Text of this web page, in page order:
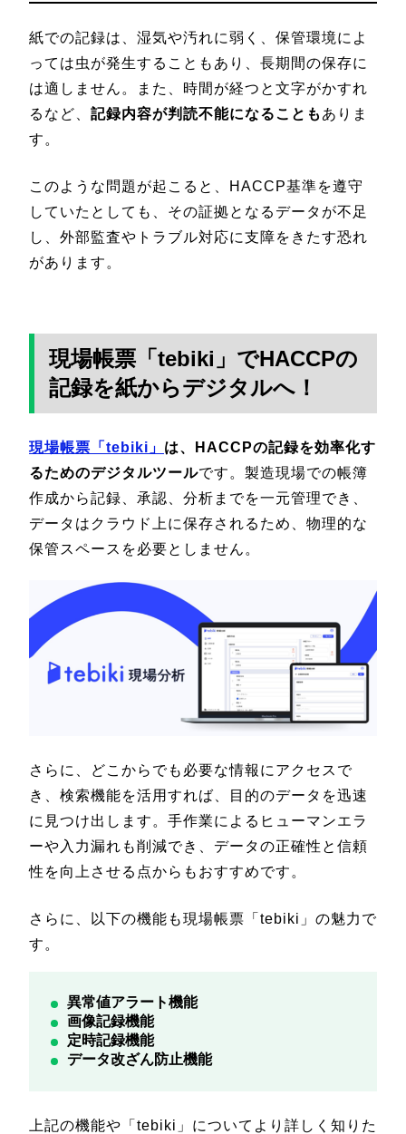
紙での記録は、湿気や汚れに弱く、保管環境によ
っては虫が発生することもあり、長期間の保存に
は適しません。また、時間が経つと文字がかすれ
るなど、 記録内容が判読不能になることも ありま
す。
このような問題が起こると、HACCP基準を遵守
していたとしても、その証拠となるデータが不足
し、外部監査やトラブル対応に支障をきたす恐れ
があります。
現場帳票「tebiki」でHACCPの
記録を紙からデジタルへ！
現場帳票「tebiki」 は、HACCPの記録を効率化す
るためのデジタルツールです。製造現場での帳簿
作成から記録、承認、分析までを一元管理でき、
データはクラウド上に保存されるため、物理的な
保管スペースを必要としません。
さらに、どこからでも必要な情報にアクセスで
き、検索機能を活用すれば、目的のデータを迅速
に見つけ出します。手作業によるヒューマンエラ
ーや入力漏れも削減でき、データの正確性と信頼
性を向上させる点からもおすすめです。
さらに、以下の機能も現場帳票「tebiki」の魅力で
す。
異常値アラート機能
画像記録機能
定時記録機能
データ改ざん防止機能
上記の機能や「tebiki」についてより詳しく知りた